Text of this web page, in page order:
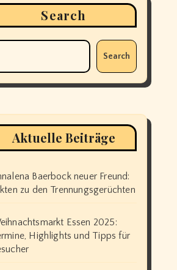
Search
Search
Aktuelle Beiträge
Baerbock neuer Freund:
zu den Trennungsgerüchten
Essen 2025:
Highlights und Tipps für